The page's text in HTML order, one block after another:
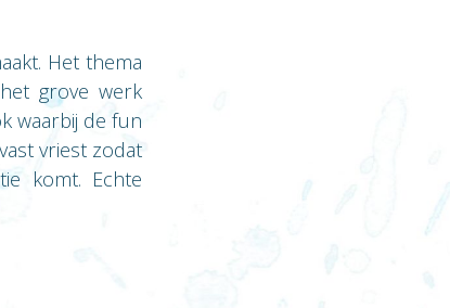
Het thema
grove werk
waarbij de fun
vriest zodat
komt. Echte